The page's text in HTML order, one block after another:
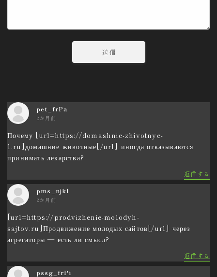
pet_frPa
2か月前
Почему [url=https://domashnie-zhivotnye-
1.ru]домашние животные[/url] иногда отказываются
принимать лекарства?
返信する
pms_njkl
2か月前
[url=https://prodvizhenie-molodyh-
sajtov.ru]Продвижение молодых сайтов[/url] через
агрегаторы — есть ли смысл?
返信する
pssg_frPi